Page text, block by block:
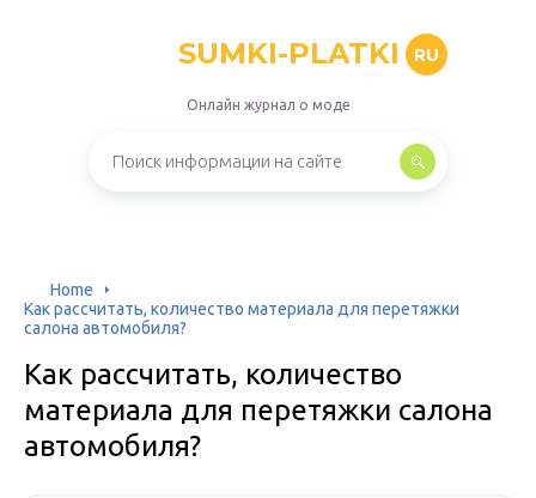
SUMKI-PLATKI RU
Онлайн журнал о моде
Home
Как рассчитать, количество материала для перетяжки
салона автомобиля?
Как рассчитать, количество
материала для перетяжки салона
автомобиля?